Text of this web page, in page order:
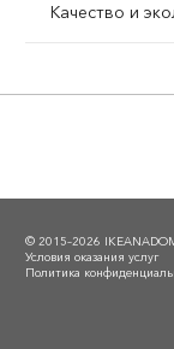
Качество и
© 2015–2026
Условия оказания услуг
Политика